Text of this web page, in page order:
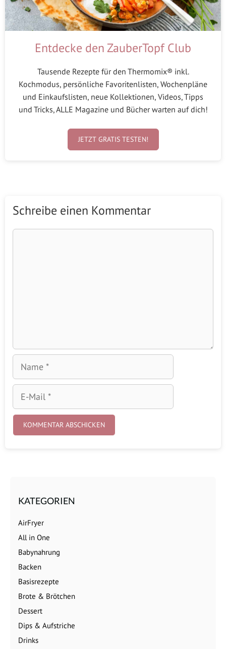
Entdecke den ZauberTopf Club
Tausende Rezepte für den Thermomix® inkl.
Kochmodus, persönliche Favoritenlisten, Wochenpläne
und Einkaufslisten, neue Kollektionen, Videos, Tipps
und Tricks, ALLE Magazine und Bücher warten auf dich!
JETZT GRATIS TESTEN!
Schreibe einen Kommentar
Name
Mail
KATEGORIEN
AirFryer
All in One
Babynahrung
Backen
Basisrezepte
Brote & Brötchen
Dessert
Dips & Aufstriche
Drinks